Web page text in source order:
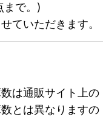
まで。)
ていただきます。
は通販サイト上の
とは異なりますの